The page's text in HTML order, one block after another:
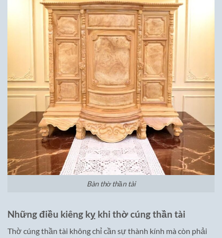
Bàn thờ thần tài
Những điều kiêng kỵ khi thờ cúng thần tài
Thờ cúng thần tài không chỉ cần sự thành kính mà còn phải